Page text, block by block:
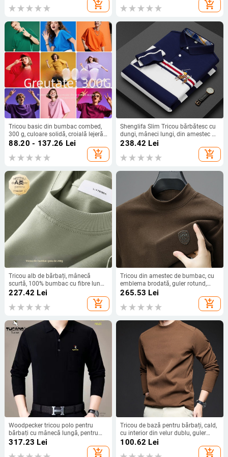
41.2%, Spandex 10.9%)
add_shopping_cart
respirabil
add_shopping_cart
Tricou basic din bumbac combed,
300 g, culoare solidă, croială lejeră,
guler rotund, mânecă scurtă, stil
88.20 - 137.26 Lei
add_shopping_cart
Shenglifa Slim Tricou bărbătesc cu
dungi, mâneci lungi, din amestec de
bumbac – primăvara 2025
238.42 Lei
add_shopping_cart
Tricou alb de bărbați, mânecă
scurtă, 100% bumbac cu fibre lungi,
croială lejeră, 240 g/m²
227.42 Lei
add_shopping_cart
Tricou din amestec de bumbac, cu
emblema brodată, guler rotund,
mâneci lungi, pentru toamnă-iarnă
265.53 Lei
add_shopping_cart
Woodpecker tricou polo pentru
bărbați cu mânecă lungă, pentru
primăvară-toamnă, subțire, culoare
solidă cu buzunar, strat de bază,
317.23 Lei
add_shopping_cart
Tricou de bază pentru bărbați, cald,
cu interior din velur dublu, guler
semi-înalt, mâneci lungi
100.62 Lei
add_shopping_cart